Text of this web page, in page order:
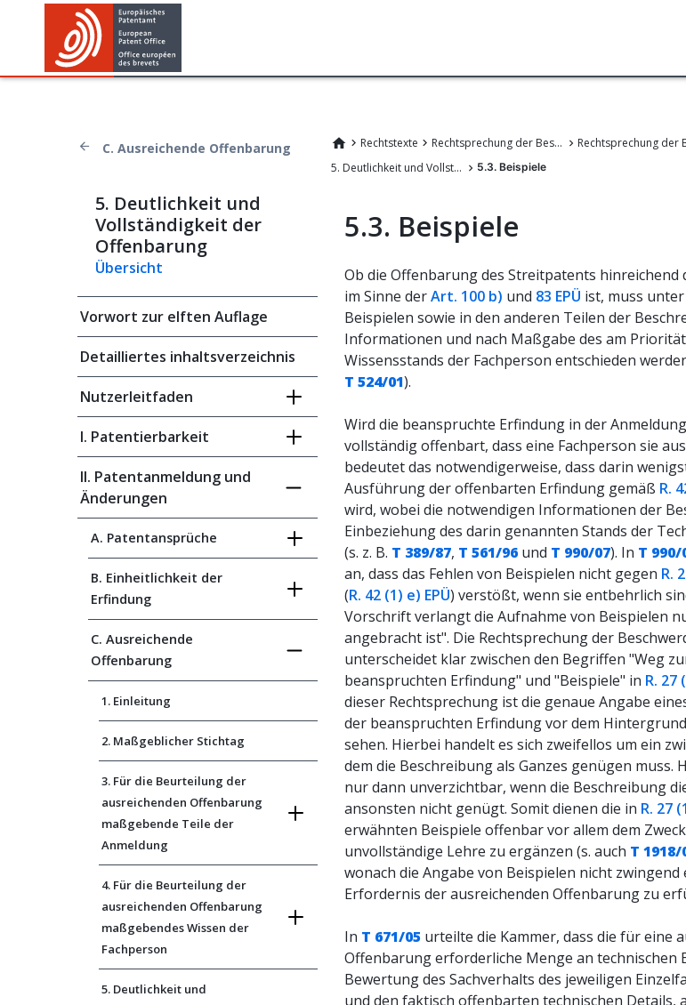
C. Ausreichende Offenbarung Rechtstexte Rechtsprechung der Beschwerdekammern des EPA
5. Deutlichkeit und Vollständigkeit der Offenbarung
5.3. Beispiele
5. Deutlichkeit und
Vollständigkeit der
Offenbarung
Übersicht
Vorwort zur elften Auflage
Detailliertes inhaltsverzeichnis
Nutzerleitfaden
I. Patentierbarkeit
II. Patentanmeldung und
Änderungen
A. Patentansprüche
B. Einheitlichkeit der
Erfindung
C. Ausreichende
Offenbarung
1. Einleitung
2. Maßgeblicher Stichtag
3. Für die Beurteilung der
ausreichenden Offenbarung
maßgebende Teile der
Anmeldung
4. Für die Beurteilung der
ausreichenden Offenbarung
maßgebendes Wissen der
Fachperson
5. Deutlichkeit und
5.3. Beispiele
Ob die Offenbarung des Streitpatents hinreichend
im Sinne derArt. 100 b) und 83 EPÜ ist, muss
Beispielen sowie in den anderen Teilen der
Informationen und nach Maßgabe des am
Wissensstands der Fachperson entschieden
T 524/01).
Wird die beanspruchte Erfindung in der
vollständig offenbart, dass eine Fachperson sie
bedeutet das notwendigerweise, dass darin
Ausführung der offenbarten Erfindung gemäß R.
wird, wobei die notwendigen Informationen der
Einbeziehung des darin genannten Stands der
(s. z. B. T 389/87, T 561/96 und T 990/07). In T 990/
an, dass das Fehlen von Beispielen nicht gegen R.
(R. 42 (1) e) EPÜ) verstößt, wenn sie entbehrlich
Vorschrift verlangt die Aufnahme von Beispielen
angebracht ist". Die Rechtsprechung der
unterscheidet klar zwischen den Begriffen "Weg
beanspruchten Erfindung" und "Beispiele" in R. 27
dieser Rechtsprechung ist die genaue Angabe
der beanspruchten Erfindung vor dem
sehen. Hierbei handelt es sich zweifellos um ein
dem die Beschreibung als Ganzes genügen muss.
nur dann unverzichtbar, wenn die Beschreibung
ansonsten nicht genügt. Somit dienen die in R. 27
erwähnten Beispiele offenbar vor allem dem
unvollständige Lehre zu ergänzen (s. auch T 1918/
wonach die Angabe von Beispielen nicht
Erfordernis der ausreichenden Offenbarung zu
In T 671/05 urteilte die Kammer, dass die für eine
Offenbarung erforderliche Menge an technischen
Bewertung des Sachverhalts des jeweiligen
und den faktisch offenbarten technischen Details,